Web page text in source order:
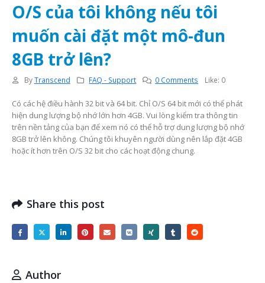
O/S của tôi không nếu tôi
muốn cài đặt một mô-đun
8GB trở lên?
By Transcend FAQ - Support 0 Comments Like: 0
Có các hệ điều hành 32 bit và 64 bit. Chỉ O/S 64 bit mới có thể phát
hiện dung lượng bộ nhớ lớn hơn 4GB. Vui lòng kiểm tra thông tin
trên nền tảng của bạn để xem nó có thể hỗ trợ dung lượng bộ nhớ
8GB trở lên không. Chúng tôi khuyên người dùng nên lắp đặt 4GB
hoặc ít hơn trên O/S 32 bit cho các hoạt động chung.
Share this post
Author